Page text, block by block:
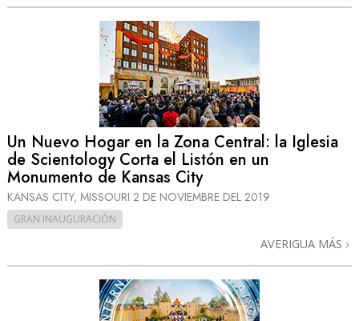
Un Nuevo Hogar en la Zona Central: la Iglesia
de Scientology Corta el Listón en un
Monumento de Kansas City
KANSAS CITY, MISSOURI 2 DE NOVIEMBRE DEL 2019
GRAN INAUGURACIÓN
AVERIGUA MÁS